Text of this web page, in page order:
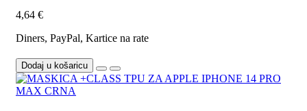
4,64 €
Diners, PayPal, Kartice na rate
Dodaj u košaricu